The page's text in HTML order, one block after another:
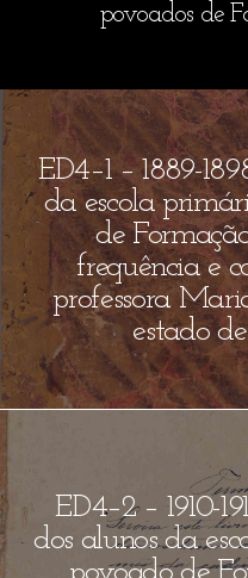
povoados de
ED4–1 – 1889-
da escola
de
frequência e
professora
estado
ED4–2 – 1910-
dos alunos da